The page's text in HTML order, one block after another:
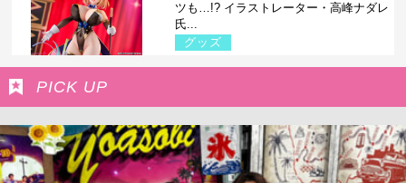
ツも…!? イラストレーター・高峰ナダレ
氏...
グッズ
PICK UP